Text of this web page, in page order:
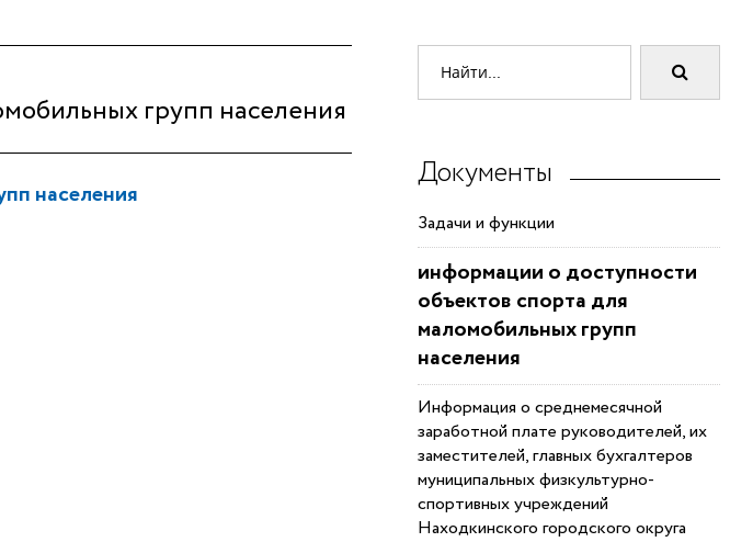
групп населения
населения
Документы
Задачи и функции
информации о доступности
объектов спорта для
маломобильных групп
населения
Информация о среднемесячной
заработной плате руководителей, их
заместителей, главных бухгалтеров
муниципальных физкультурно-
спортивных учреждений
Находкинского городского округа